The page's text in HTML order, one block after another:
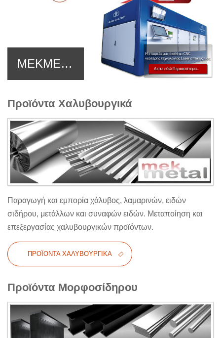
MEKMETAL ΑΦΟΙ Μ ΠΡΙΑΜΗ ΟΕ
Προϊόντα Χαλυβουργικά
Παραγωγή και εμπορία χάλυβος, λαμαρινών, ειδών
σιδήρου, μετάλλων και συναφών ειδών. Μεταποίηση και
επεξεργασίας χαλυβουργικών προϊόντων.
ΠΡΟΪΌΝΤΑ ΧΑΛΥΒΟΥΡΓΙΚΆ
Προϊόντα Μορφοσίδηρου